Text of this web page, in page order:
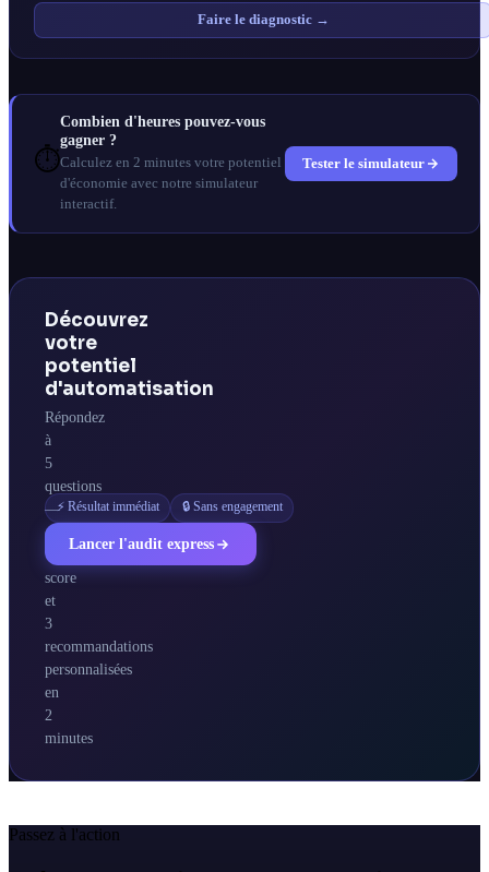
Faire le diagnostic →
⏱️
Combien d'heures pouvez-vous
gagner ?
Calculez en 2 minutes votre potentiel
d'économie avec notre simulateur
interactif.
Tester le simulateur
Découvrez
votre
potentiel
d'automatisation
Répondez
à
5
questions
—
obtenez
votre
score
et
3
recommandations
personnalisées
en
2
minutes
⚡ Résultat immédiat 🔒 Sans engagement
Lancer l'audit express
Passez à l'action